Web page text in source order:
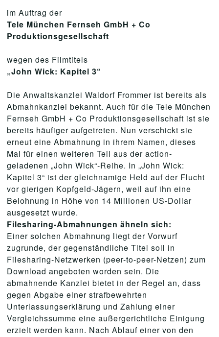
im Auftrag der
Tele München Fernseh GmbH + Co
Produktionsgesellschaft
wegen des Filmtitels
„John Wick: Kapitel 3“
Die Anwaltskanzlei Waldorf Frommer ist bereits als
Abmahnkanzlei bekannt. Auch für die Tele München
Fernseh GmbH + Co Produktionsgesellschaft ist sie
bereits häufiger aufgetreten. Nun verschickt sie
erneut eine Abmahnung in ihrem Namen, dieses
Mal für einen weiteren Teil aus der action-
geladenen „John Wick“-Reihe. In „John Wick:
Kapitel 3“ ist der gleichnamige Held auf der Flucht
vor gierigen Kopfgeld-Jägern, weil auf ihn eine
Belohnung in Höhe von 14 Millionen US-Dollar
ausgesetzt wurde.
Filesharing-Abmahnungen ähneln sich:
Einer solchen Abmahnung liegt der Vorwurf
zugrunde, der gegenständliche Titel soll in
Filesharing-Netzwerken (peer-to-peer-Netzen) zum
Download angeboten worden sein. Die
abmahnende Kanzlei bietet in der Regel an, dass
gegen Abgabe einer strafbewehrten
Unterlassungserklärung und Zahlung einer
Vergleichssumme eine außergerichtliche Einigung
erzielt werden kann. Nach Ablauf einer von den